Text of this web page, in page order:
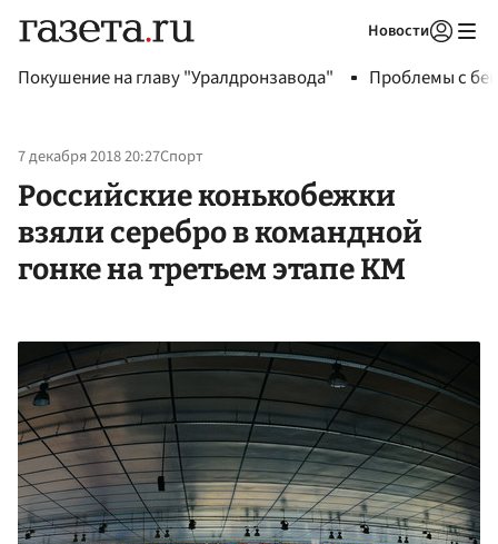
Новости
Покушение на главу "Уралдронзавода" Проблемы с
7 декабря 2018 20:27Спорт
Российские конькобежки
взяли серебро в командной
гонке на третьем этапе КМ